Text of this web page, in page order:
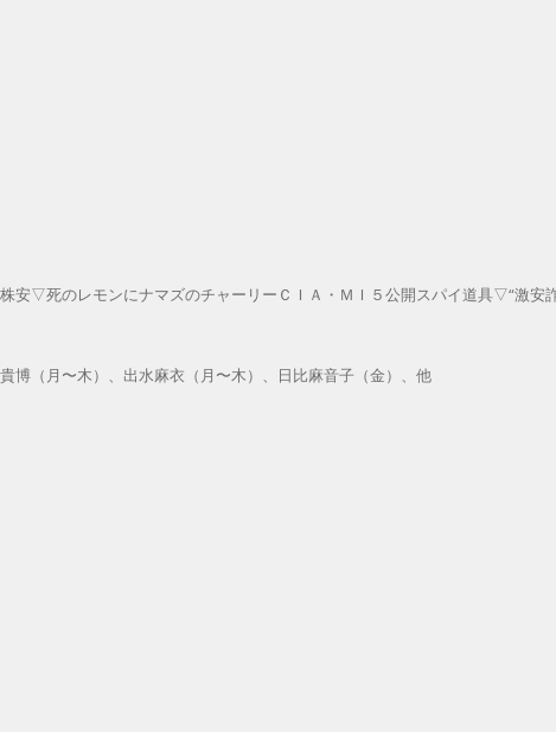
安▽死のレモンにナマズのチャーリーＣＩＡ・ＭＩ５公開スパイ道具▽“激安
博（月〜木）、出水麻衣（月〜木）、日比麻音子（金）、他